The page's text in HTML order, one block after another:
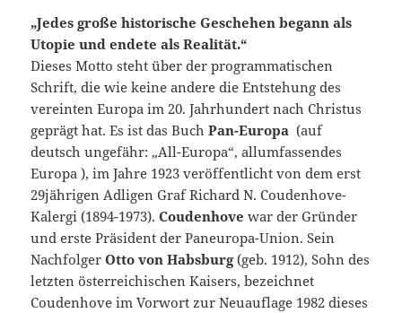
„Jedes große historische Geschehen begann als
Utopie und endete als Realität.“
Dieses Motto steht über der programmatischen
Schrift, die wie keine andere die Entstehung des
vereinten Europa im 20. Jahrhundert nach Christus
geprägt hat. Es ist das BuchPan-Europa (auf
deutsch ungefähr: „All-Europa“, allumfassendes
Europa ), im Jahre 1923 veröffentlicht von dem erst
29jährigen Adligen Graf Richard N. Coudenhove-
Kalergi (1894-1973). Coudenhove war der Gründer
und erste Präsident der Paneuropa-Union. Sein
NachfolgerOtto von Habsburg(geb. 1912), Sohn des
letzten österreichischen Kaisers, bezeichnet
Coudenhove im Vorwort zur Neuauflage 1982 dieses